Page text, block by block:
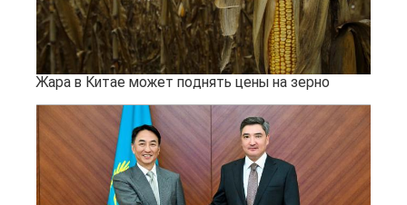
Жара в Китае может поднять цены на зерно